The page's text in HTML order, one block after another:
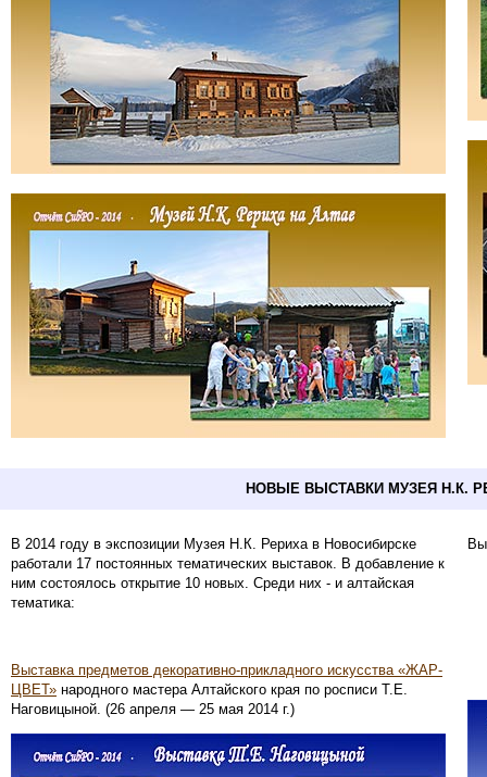
НОВЫЕ ВЫСТАВКИ МУЗЕЯ Н.К.
В 2014 году в экспозиции Музея Н.К. Рериха в Новосибирске
работали 17 постоянных тематических выставок. В добавление к
ним состоялось открытие 10 новых. Среди них - и алтайская
тематика:
Выставка предметов декоративно-прикладного искусства «ЖАР-
ЦВЕТ» народного мастера Алтайского края по росписи Т.Е.
Наговицыной. (26 апреля — 25 мая 2014 г.)